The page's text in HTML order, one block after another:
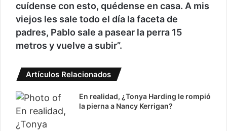
cuídense con esto, quédense en casa. A mis
viejos les sale todo el día la faceta de
padres, Pablo sale a pasear la perra 15
metros y vuelve a subir”.
Artículos Relacionados
En realidad, ¿Tonya Harding le rompió
la pierna a Nancy Kerrigan?